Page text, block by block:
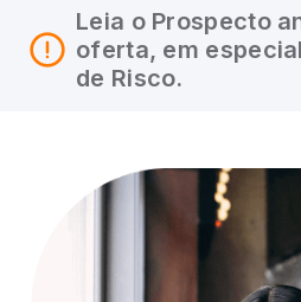
Leia o Prospecto
oferta, em
de Risco.